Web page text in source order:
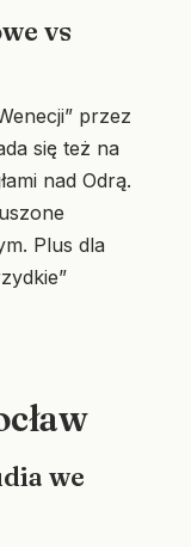
vs
przez
się też na
nad Odrą.
Plus dla
we